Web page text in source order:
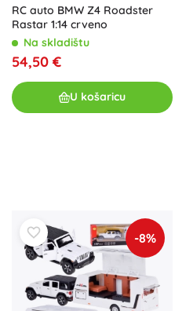
RC auto BMW Z4 Roadster
Rastar 1:14 crveno
Na skladištu
54,50 €
U košaricu
-8%